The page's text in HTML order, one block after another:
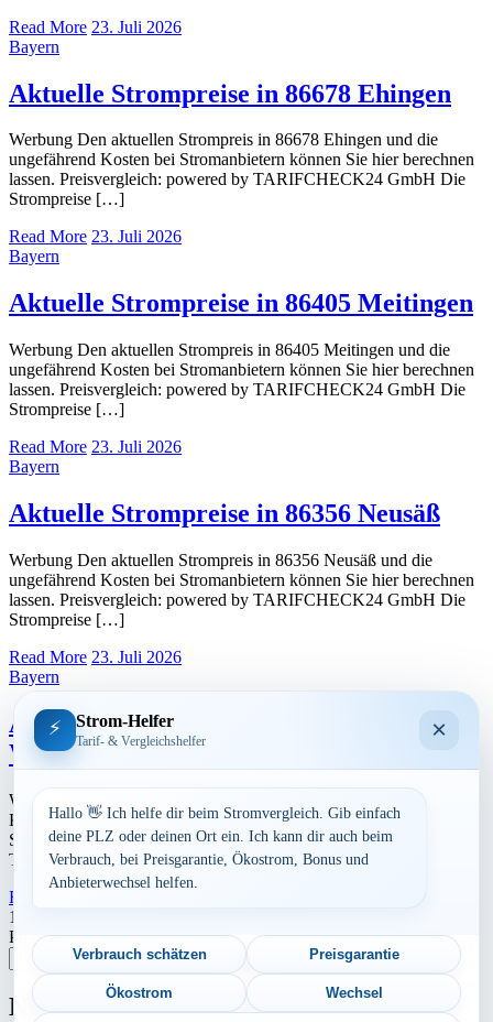
Read More 23. Juli 2026
Bayern
Aktuelle Strompreise in 86678 Ehingen
Werbung Den aktuellen Strompreis in 86678 Ehingen und die
ungefährend Kosten bei Stromanbietern können Sie hier berechnen
lassen. Preisvergleich: powered by TARIFCHECK24 GmbH Die
Strompreise […]
Read More 23. Juli 2026
Bayern
Aktuelle Strompreise in 86405 Meitingen
Werbung Den aktuellen Strompreis in 86405 Meitingen und die
ungefährend Kosten bei Stromanbietern können Sie hier berechnen
lassen. Preisvergleich: powered by TARIFCHECK24 GmbH Die
Strompreise […]
Read More 23. Juli 2026
Bayern
Aktuelle Strompreise in 86356 Neusäß
Werbung Den aktuellen Strompreis in 86356 Neusäß und die
ungefährend Kosten bei Stromanbietern können Sie hier berechnen
lassen. Preisvergleich: powered by TARIFCHECK24 GmbH Die
Strompreise […]
Read More 23. Juli 2026
Bayern
Aktuelle Strompreise in 86707
Westendorf, Kühlenthal
Werbung Den aktuellen Strompreis in 86707 Westendorf,
Kühlenthal und die ungefährend Kosten bei Stromanbietern können
Sie hier berechnen lassen. Preisvergleich: powered by
TARIFCHECK24 GmbH Die […]
Read More
Seitennummerierung
der
Beiträge
1
Postleitzahl eingeben
Suchen
Neu berechnet
⚡ Strom-Helfer
Tarif- & Vergleichshelfer ×
Hallo 👋 Ich helfe dir beim Stromvergleich. Gib einfach
deine PLZ oder deinen Ort ein. Ich kann dir auch beim
Verbrauch, bei Preisgarantie, Ökostrom, Bonus und
Anbieterwechsel helfen.
Verbrauch schätzen Preisgarantie
Ökostrom Wechsel